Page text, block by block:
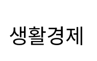
생활경제